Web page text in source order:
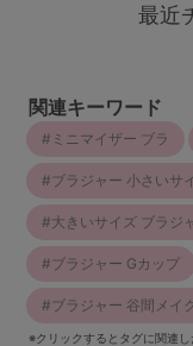
最近
関連キーワード
ミニマイザー ブラ
ブラジャー 小さいサ
大きいサイズ ブラジ
ブラジャー Gカップ
ブラジャー 谷間メイ
※クリックするとタグに関連